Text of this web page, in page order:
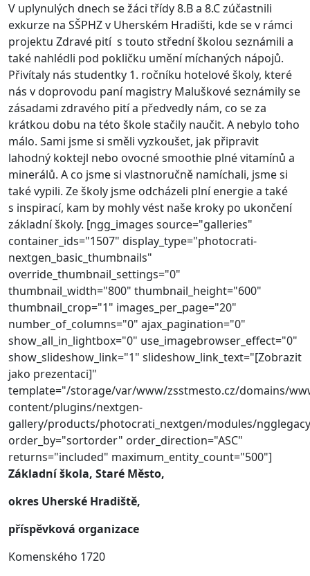
V uplynulých dnech se žáci třídy 8.B a 8.C zúčastnili
exkurze na SŠPHZ v Uherském Hradišti, kde se v rámci
projektu Zdravé pití s touto střední školou seznámili a
také nahlédli pod pokličku umění míchaných nápojů.
Přivítaly nás studentky 1. ročníku hotelové školy, které
nás v doprovodu paní magistry Maluškové seznámily se
zásadami zdravého pití a předvedly nám, co se za
krátkou dobu na této škole stačily naučit. A nebylo toho
málo. Sami jsme si směli vyzkoušet, jak připravit
lahodný koktejl nebo ovocné smoothie plné vitamínů a
minerálů. A co jsme si vlastnoručně namíchali, jsme si
také vypili. Ze školy jsme odcházeli plní energie a také
s inspirací, kam by mohly vést naše kroky po ukončení
základní školy. [ngg_images source="galleries"
container_ids="1507" display_type="photocrati-
nextgen_basic_thumbnails"
override_thumbnail_settings="0"
thumbnail_width="800" thumbnail_height="600"
thumbnail_crop="1" images_per_page="20"
number_of_columns="0" ajax_pagination="0"
show_all_in_lightbox="0" use_imagebrowser_effect="0"
show_slideshow_link="1" slideshow_link_text="[Zobrazit
jako prezentaci]"
template="/storage/var/www/zsstmesto.cz/domains/
content/plugins/nextgen-
gallery/products/photocrati_nextgen/modules/
order_by="sortorder" order_direction="ASC"
returns="included" maximum_entity_count="500"]
Základní škola, Staré Město,
okres Uherské Hradiště,
příspěvková organizace
Komenského 1720